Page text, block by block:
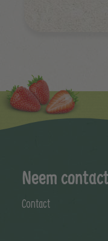
Neem
Contact